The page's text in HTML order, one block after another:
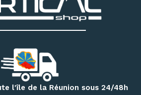
baudriers, cordes, mousquetons,
d’assurage, casques, sacs
. Notre magasin dispose
selon votre pratique et la forme de
votre pied.
Mafate, Cilaos, Salazie, au volcan ou
l'île de la Réunion sous 24/48h